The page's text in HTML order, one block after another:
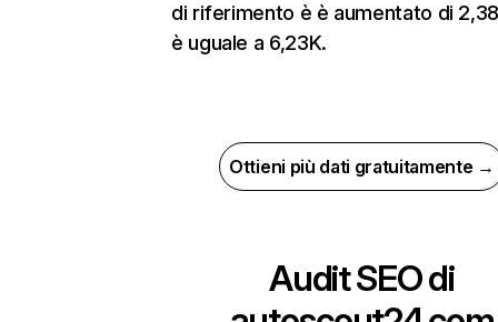
di riferimento è è aumentato di
è uguale a 6,23K.
Ottieni più dati gratuitamente →
Audit SEO di